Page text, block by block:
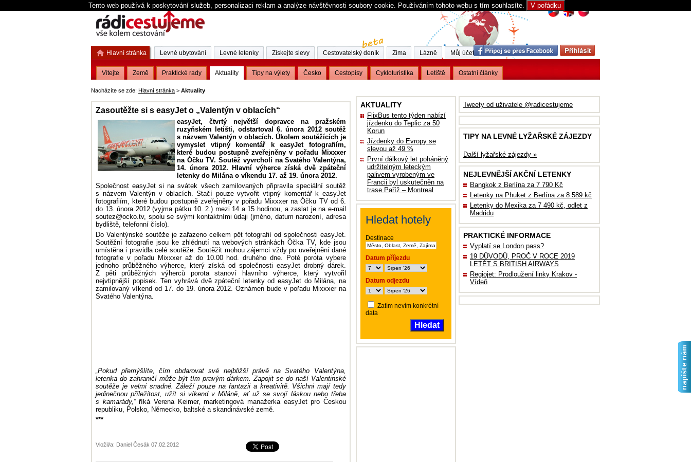
Tento web používá k poskytování služeb, personalizaci reklam a analýze návštěvnosti soubory cookie. Používáním tohoto webu s tím souhlasíte. V pořádku
Nacházíte se zde: Hlavní stránka > Aktuality
Zasoutěžte si s easyJet o „Valentýn v oblacích“
easyJet, čtvrtý největší dopravce na pražském
ruzyňském letišti, odstartoval 6. února 2012 soutěž
s názvem Valentýn v oblacích. Úkolem soutěžících je
vymyslet vtipný komentář k easyJet fotografiím,
které budou postupně zveřejněny v pořadu Mixxxer
na Óčku TV. Soutěž vyvrcholí na Svatého Valentýna,
14. února 2012. Hlavní výherce získá dvě zpáteční
letenky do Milána o víkendu 17. až 19. února 2012.
Společnost easyJet si na svátek všech zamilovaných připravila speciální soutěž
s názvem Valentýn v oblacích. Stačí pouze vytvořit vtipný komentář k easyJet
fotografiím, které budou postupně zveřejněny v pořadu Mixxxer na Óčku TV od 6.
do 13. února 2012 (vyjma pátku 10. 2.) mezi 14 a 15 hodinou, a zaslat je na e-mail
soutez@ocko.tv, spolu se svými kontaktními údaji (jméno, datum narození, adresa
bydliště, telefonní číslo).
Do Valentýnské soutěže je zařazeno celkem pět fotografií od společnosti easyJet.
Soutěžní fotografie jsou ke zhlédnutí na webových stránkách Óčka TV, kde jsou
umístěna i pravidla celé soutěže. Soutěžit mohou zájemci vždy po uveřejnění dané
fotografie v pořadu Mixxxer až do 10.00 hod. druhého dne. Poté porota vybere
jednoho průběžného výherce, který získá od společnosti easyJet drobný dárek.
Z pěti průběžných výherců porota stanoví hlavního výherce, který vytvořil
nejvtipnější popisek. Ten vyhrává dvě zpáteční letenky od easyJet do Milána, na
zamilovaný víkend od 17. do 19. února 2012. Oznámen bude v pořadu Mixxxer na
Svatého Valentýna.
„Pokud přemýšlíte, čím obdarovat své nejbližší právě na Svatého Valentýna,
letenka do zahraničí může být tím pravým dárkem. Zapojit se do naší Valentinské
soutěže je velmi snadné. Záleží pouze na fantazii a kreativitě. Všichni mají tedy
jedinečnou příležitost, užít si víkend v Miláně, ať už se svojí láskou nebo třeba
s kamarády,“říká Verena Keimer, marketingová manažerka easyJet pro Českou
republiku, Polsko, Německo, baltské a skandinávské země.
***
Vložil/a: Daniel Česák 07.02.2012
Tweety od uživatele @radicestujeme
TIPY NA LEVNÉ LYŽAŘSKÉ ZÁJEZDY
Další lyžařské zájezdy »
NEJLEVNĚJŠÍ AKČNÍ LETENKY
Bangkok z Berlína za 7 790 Kč
Letenky na Phuket z Berlína za 8 589 kč
Letenky do Mexika za 7 490 kč, odlet z
Madridu
PRAKTICKÉ INFORMACE
Vyplatí se London pass?
19 DŮVODŮ, PROČ V ROCE 2019
LETĚT S BRITISH AIRWAYS
Regiojet: Prodloužení linky Krakov -
Vídeň
AKTUALITY
FlixBus tento týden nabízí
jízdenku do Teplic za 50
Korun
Jízdenky do Evropy se
slevou až 49 %
První dálkový let poháněný
udržitelným leteckým
palivem vyrobeným ve
Francii byl uskutečněn na
trase Paříž – Montreal
Hledat hotely
Destinace
Datum příjezdu
Datum odjezdu
Zatím nevím konkrétní
data
Hledat
Hlavní stránka
Vítejte Země Praktické rady Aktuality Tipy na výlety Česko Cestopisy Cykloturistika Letiště Ostatní články
Levné ubytování Levné letenky Získejte slevy Cestovatelský deník Zima Lázně Můj účet